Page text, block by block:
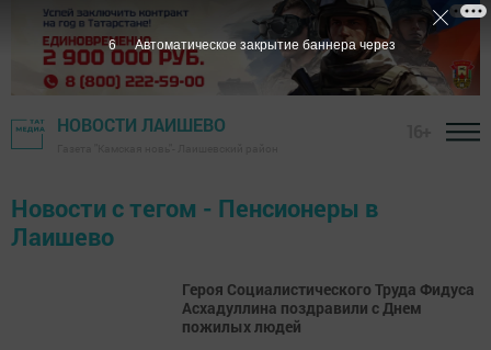
НОВОСТИ ЛАИШЕВО
Новости с тегом - Пенсионеры в
Лаишево
Героя Социалистического Труда Фидуса
Асхадуллина поздравили с Днем
пожилых людей
6 Автоматическое закрытие баннера через